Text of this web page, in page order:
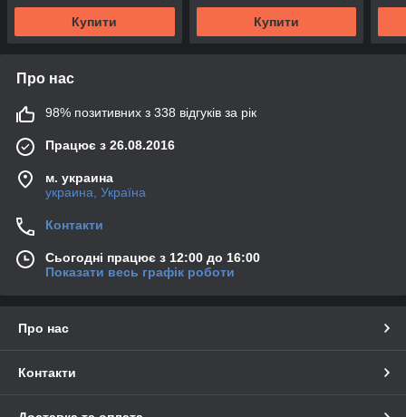
Купити Купити
Про нас
98% позитивних з 338 відгуків за рік
Працює з 26.08.2016
м. украина
украина, Україна
Контакти
Сьогодні працює з 12:00 до 16:00
Показати весь графік роботи
Про нас
Контакти